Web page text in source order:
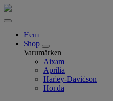
Hem
Shop
Varumärken
Aixam
Aprilia
Harley-Davidson
Honda